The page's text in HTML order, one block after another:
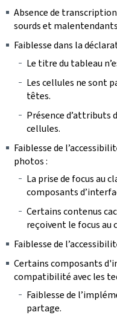
Absence de
sourds et
Faiblesse dans la
Le titre du tableau
Les cellules ne sont
têtes.
Présence d’attributs
cellules.
Faiblesse de
photos :
La prise de focus au
composants
Certains contenus
reçoivent le focus au
Faiblesse de
Certains composants
compatibilité avec les
Faiblesse de
partage.